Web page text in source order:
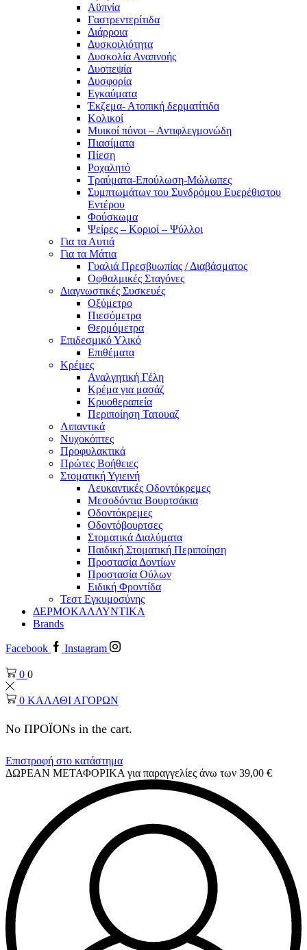
Αϋπνία
Γαστρεντερίτιδα
Διάρροια
Δυσκοιλιότητα
Δυσκολία Αναπνοής
Δυσπεψία
Δυσφορία
Εγκαύματα
Έκζεμα- Ατοπική δερματίτιδα
Κολικοί
Μυικοί πόνοι – Αντιφλεγμονώδη
Πιασίματα
Πίεση
Ροχαλητό
Τραύματα-Επούλωση-Μώλωπες
Συμπτωμάτων του Συνδρόμου Ευερέθιστου
Εντέρου
Φούσκωμα
Ψείρες – Κοριοί – Ψύλλοι
Για τα Αυτιά
Για τα Μάτια
Γυαλιά Πρεσβυωπίας / Διαβάσματος
Οφθαλμικές Σταγόνες
Διαγνωστικές Συσκευές
Οξύμετρο
Πιεσόμετρα
Θερμόμετρα
Επιδεσμικό Υλικό
Επιθέματα
Κρέμες
Αναλγητική Γέλη
Κρέμα για μασάζ
Κρυοθεραπεία
Περιποίηση Τατουαζ
Λιπαντικά
Νυχοκόπτες
Προφυλακτικά
Πρώτες Βοήθειες
Στοματική Υγιεινή
Λευκαντικές Οδοντόκρεμες
Μεσοδόντια Βουρτσάκια
Οδοντόκρεμες
Οδοντόβουρτσες
Στοματικά Διαλύματα
Παιδική Στοματική Περιποίηση
Προστασία Δοντίων
Προστασία Ούλων
Ειδική Φροντίδα
Τεστ Εγκυμοσύνης
ΔΕΡΜΟΚΑΛΛΥΝΤΙΚΑ
Brands
Facebook Instagram
0 0
0 ΚΑΛΑΘΙ ΑΓΟΡΩΝ
No ΠΡΟΪΟΝs in the cart.
Επιστροφή στο κατάστημα
ΔΩΡΕΑΝ ΜΕΤΑΦΟΡΙΚΑ για παραγγελίες άνω των 39,00 €